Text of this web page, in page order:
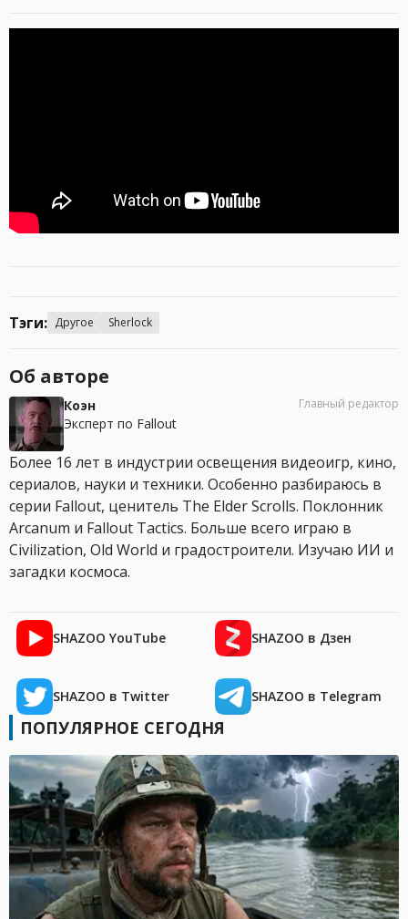
Тэги: Другое Sherlock
Об авторе
Коэн
Эксперт по Fallout
Главный редактор
Более 16 лет в индустрии освещения видеоигр, кино,
сериалов, науки и техники. Особенно разбираюсь в
серии Fallout, ценитель The Elder Scrolls. Поклонник
Arcanum и Fallout Tactics. Больше всего играю в
Civilization, Old World и градостроители. Изучаю ИИ и
загадки космоса.
SHAZOO YouTube SHAZOO в Дзен
SHAZOO в Twitter SHAZOO в Telegram
ПОПУЛЯРНОЕ СЕГОДНЯ